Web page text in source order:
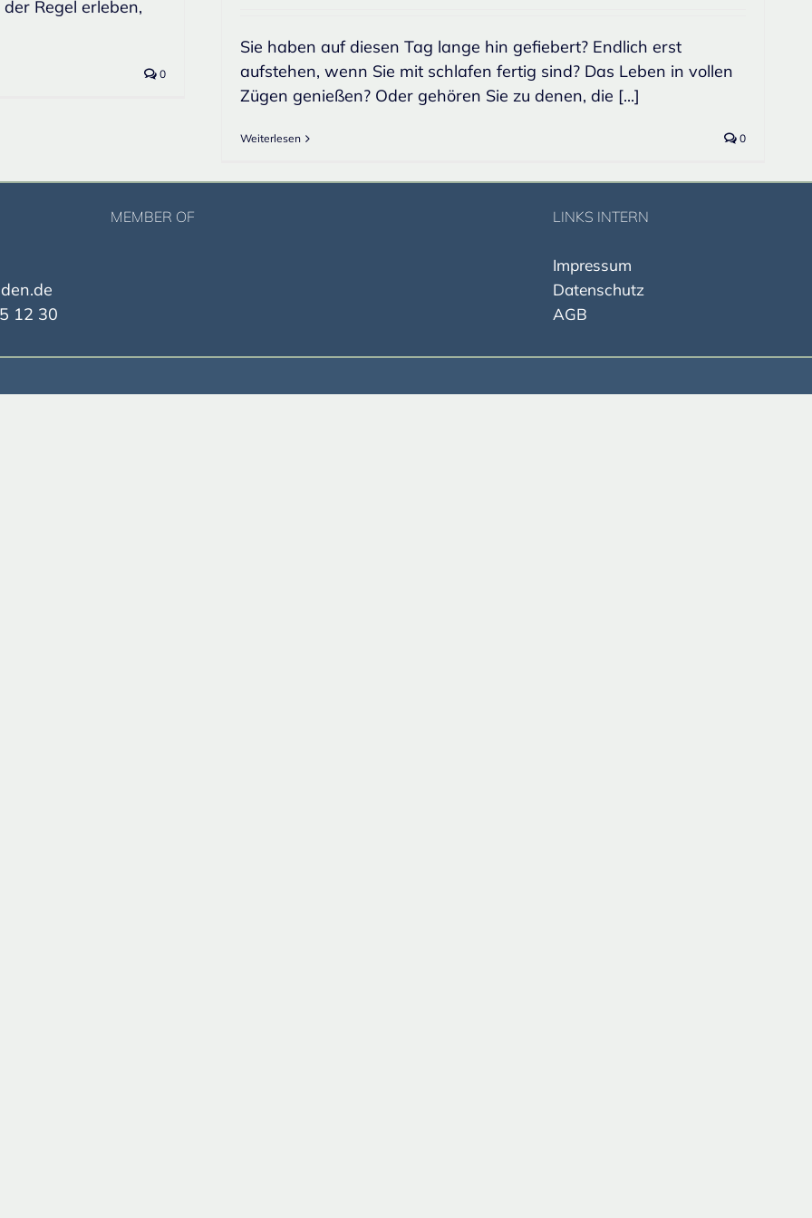
Regel erleben,
0
Sie haben auf diesen Tag lange hin gefiebert? Endlich erst
aufstehen, wenn Sie mit schlafen fertig sind? Das Leben in vollen
Zügen genießen? Oder gehören Sie zu denen, die [...]
Weiterlesen 0
12 30
MEMBER OF LINKS INTERN
Impressum
Datenschutz
AGB